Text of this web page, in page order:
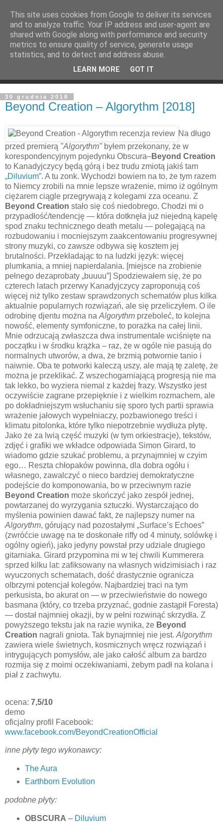
30 grudnia 2018
Beyond Creation – Algorythm [2018]
Na długo
przed premierą "Algorythm"byłem przekonany, że w
korespondencyjnym pojedynku Obscura–Beyond Creation
to Kanadyjczycy będą górą i bez trudu zmiotą jakiś tam
„Diluvium”. A tu zonk. Wychodzi bowiem na to, że tym razem
to Niemcy zrobili na mnie lepsze wrażenie, mimo iż ogólnym
ciężarem ciągle przegrywają z kolegami zza oceanu. Z
Beyond Creation stało się coś niedobrego. Chodzi mi o
przypadłość/tendencję — która dotknęła już niejedną kapelę
spod znaku technicznego death metalu — polegającą na
rozbudowaniu i mocniejszym zaakcentowaniu progresywnej
strony muzyki, co zawsze odbywa się kosztem jej
brutalności. Przekładając to na ludzki język: więcej
plumkania, a mniej napierdalania. [miejsce na zrobienie
pełnego dezaprobaty „buuuu”] Spodziewałem się, że po
czterech latach przerwy Kanadyjczycy zaproponują coś
więcej niż tylko zestaw sprawdzonych schematów plus kilka
aktualnie popularnych rozwiązań, ale się przeliczyłem. O ile
odrobinę djentu można na Algorythm przeboleć, to kolejna
nowość, elementy symfoniczne, to porażka na całej linii.
Mnie odrzucają zwłaszcza dwa instrumentale wciśnięte na
początku i w środku krążka – raz, że w ogóle nie pasują do
normalnych utworów, a dwa, że brzmią potwornie tanio i
naiwnie. Oba te potworki kaleczą uszy, ale mają tę zaletę, że
można je przeklikać. Z wszechogarniającą progresją nie ma
tak lekko, bo wyziera niemal z każdej frazy. Wszystko jest
oczywiście zagrane przepięknie i z wielkim rozmachem, ale
po dokładniejszym wsłuchaniu się sporo tych partii sprawia
wrażenie jałowych wypełniaczy, pozbawionego treści i
klimatu pitolonka, które tylko niepotrzebnie wydłuża płytę.
Jako że za lwią część muzyki (w tym orkiestracje), tekstów,
zdjęć i grafiki we wkładce odpowiada Simon Girard, to
wiadomo gdzie szukać problemu, a przynajmniej w czyim
ego… Reszta chłopaków powinna, dla dobra ogółu i
własnego, zawalczyć o nieco bardziej demokratyczne
podejście do komponowania, bo w przeciwnym razie
Beyond Creation może skończyć jako zespół jednej,
powtarzanej do wyrzygania sztuczki. Wystarczająco do
myślenia powinien dawać fakt, że najlepszy numer na
Algorythm, górujący nad pozostałymi „Surface’s Echoes”
(zwróćcie uwagę na te doskonałe riffy od 4 minuty, solówkę i
ogólny ogień), jako jedyny powstał przy udziale drugiego
gitarniaka. Girard przypomina mi w tej chwili Kummerera
sprzed kilku lat: zafiksowany na własnych widzimisiach i raz
wyuczonych schematach, dość drastycznie ogranicza
olbrzymi potencjał kolegów. Najbardziej traci na tym
perkusista, bo akurat on — w przeciwieństwie do nowego
basmana (który, co trzeba przyznać, godnie zastąpił Foresta)
— dostał najmniej okazji, by w pełni rozwinąć skrzydła. Z
powyższego tekstu jak na razie wynika, że Beyond
Creation nagrali gniota. Tak bynajmniej nie jest. Algorythm
zawiera wiele świetnych, kosmicznych wręcz rozwiązań i
intrygujących pomysłów, ale jako całość album za bardzo
rozmija się z moimi oczekiwaniami, żebym padł na kolana i
piał z zachwytu.
ocena: 7,5/10
demo
oficjalny profil Facebook:
www.facebook.com/BeyondCreationOfficial
inne płyty tego wykonawcy:
The Aura
Earthborn Evolution
podobne płyty:
OBSCURA – Diluvium
This site uses cookies from Google to deliver its services
and to analyze traffic. Your IP address and user-agent are
shared with Google along with performance and security
metrics to ensure quality of service, generate usage
statistics, and to detect and address abuse.
LEARN MORE GOT IT